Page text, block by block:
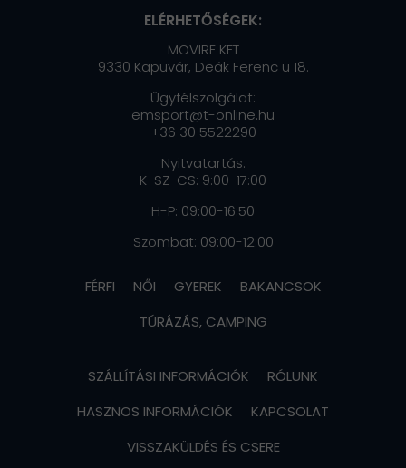
ELÉRHETŐSÉGEK:
MOVIRE KFT
9330 Kapuvár, Deák Ferenc u 18.
Ügyfélszolgálat:
emsport@t-online.hu
+36 30 5522290
Nyitvatartás:
K-SZ-CS: 9:00-17:00
H-P: 09:00-16:50
Szombat: 09:00-12:00
FÉRFI NŐI GYEREK
BAKANCSOK
TÚRÁZÁS, CAMPING
SZÁLLÍTÁSI INFORMÁCIÓK
RÓLUNK
HASZNOS INFORMÁCIÓK
KAPCSOLAT
VISSZAKÜLDÉS ÉS CSERE